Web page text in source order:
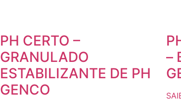
PH CERTO –
GRANULADO
ESTABILIZANTE DE PH
GENCO
–